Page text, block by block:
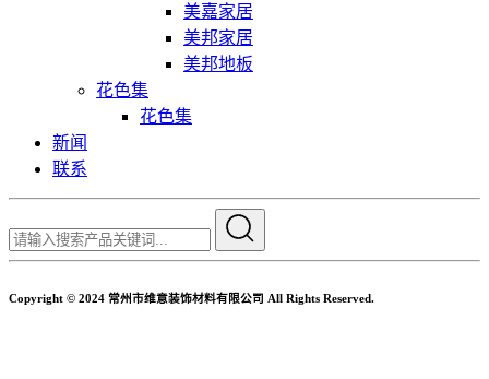
美嘉家居
美邦家居
美邦地板
花色集
花色集
新闻
联系
Copyright © 2024 常州市维意装饰材料有限公司 All Rights Reserved.